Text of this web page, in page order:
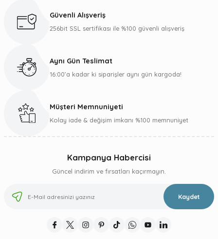
Ürün bilgilerinde hatalar bulunuyor.
Gönder
Güvenli Alışveriş
256bit SSL sertifikası ile %100 güvenli alışveriş
Aynı Gün Teslimat
16:00’a kadar ki siparişler aynı gün kargoda!
Müşteri Memnuniyeti
Kolay iade & değişim imkanı %100 memnuniyet
Kampanya Habercisi
Güncel indirim ve fırsatları kaçırmayın.
Kaydet